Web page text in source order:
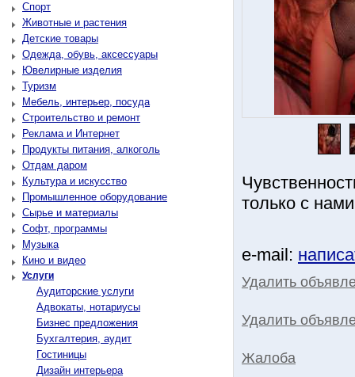
Спорт
Животные и растения
Детские товары
Одежда, обувь, аксессуары
Ювелирные изделия
Туризм
Мебель, интерьер, посуда
Строительство и ремонт
Реклама и Интернет
Продукты питания, алкоголь
Отдам даром
Культура и искусство
Промышленное оборудование
Сырье и материалы
Софт, программы
Музыка
Кино и видео
Услуги
Аудиторские услуги
Адвокаты, нотариусы
Бизнес предложения
Бухгалтерия, аудит
Гостиницы
Дизайн интерьера
только с
e-mail:
Удалить
Удалить
Жалоба